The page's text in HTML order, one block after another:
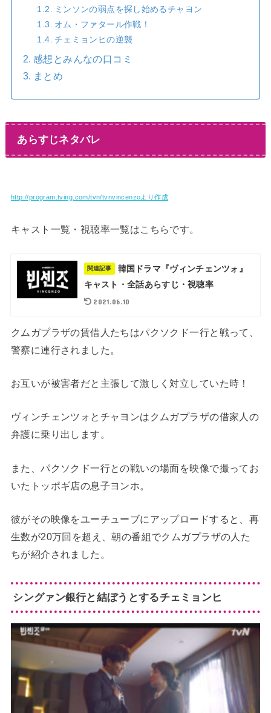
ミンソンの弱点を探し始めるチャヨン
オム・ファタール作戦！
チェミョンヒの逆襲
感想とみんなの口コミ
まとめ
あらすじネタバレ
http://program.tving.com/tvn/tvnvincenzoより作成
キャスト一覧・視聴率一覧はこちらです。
関連記事
韓国ドラマ『ヴィンチェンツォ』
キャスト・全話あらすじ・視聴率
2021.06.10
クムガプラザの賃借人たちはパクソクド一行と戦って、
警察に連行されました。
お互いが被害者だと主張して激しく対立していた時！
ヴィンチェンツォとチャヨンはクムガプラザの借家人の
弁護に乗り出します。
また、パクソクド一行との戦いの場面を映像で撮ってお
いたトッポギ店の息子ヨンホ。
彼がその映像をユーチューブにアップロードすると、再
生数が20万回を超え、朝の番組でクムガプラザの人た
ちが紹介されました。
シングァン銀行と結ぼうとするチェミョンヒ